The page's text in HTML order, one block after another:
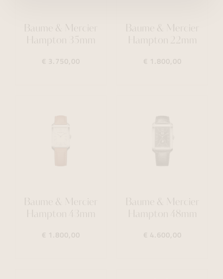
Baume & Mercier
Hampton 35mm
€ 3.750,00
Baume & Mercier
Hampton 22mm
€ 1.800,00
Baume & Mercier
Hampton 43mm
€ 1.800,00
Baume & Mercier
Hampton 48mm
€ 4.600,00